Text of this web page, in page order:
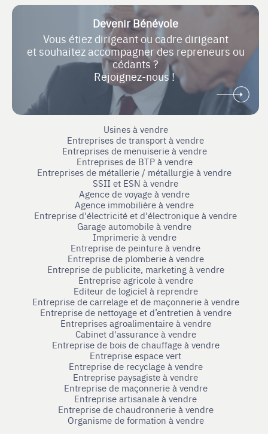
Devenir Bénévole
Vous étiez dirigeant ou cadre dirigeant
et souhaitez accompagner des repreneurs ou
cédants ?
Rejoignez-nous !
Usines à vendre
Entreprises de transport à vendre
Entreprises de menuiserie à vendre
Entreprises de BTP à vendre
Entreprises de métallerie / métallurgie à vendre
SSII et ESN à vendre
Agence de voyage à vendre
Agence immobilière à vendre
Entreprise d'électricité et d'électronique à vendre
Garage automobile à vendre
Imprimerie à vendre
Entreprise de peinture à vendre
Entreprise de plomberie à vendre
Entreprise de publicite, marketing à vendre
Entreprise agricole à vendre
Editeur de logiciel à reprendre
Entreprise de carrelage et de maçonnerie à vendre
Entreprise de nettoyage et d’entretien à vendre
Entreprises agroalimentaire à vendre
Cabinet d'assurance à vendre
Entreprise de bois de chauffage à vendre
Entreprise espace vert
Entreprise de recyclage à vendre
Entreprise paysagiste à vendre
Entreprise de maçonnerie à vendre
Entreprise artisanale à vendre
Entreprise de chaudronnerie à vendre
Organisme de formation à vendre